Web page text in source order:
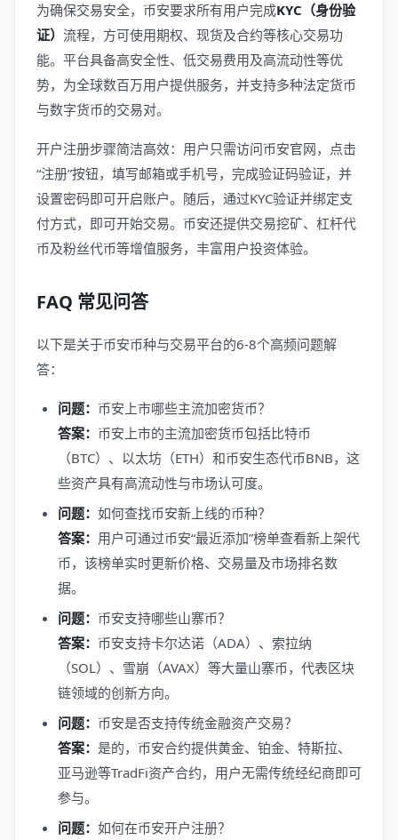
为确保交易安全，币安要求所有用户完成KYC（身份验
证） 流程，方可使用期权、现货及合约等核心交易功
能。平台具备高安全性、低交易费用及高流动性等优
势，为全球数百万用户提供服务，并支持多种法定货币
与数字货币的交易对。
开户注册步骤简洁高效：用户只需访问币安官网，点击
“注册”按钮，填写邮箱或手机号，完成验证码验证，并
设置密码即可开启账户。随后，通过KYC验证并绑定支
付方式，即可开始交易。币安还提供交易挖矿、杠杆代
币及粉丝代币等增值服务，丰富用户投资体验。
FAQ 常见问答
以下是关于币安币种与交易平台的6-8个高频问题解
答：
问题： 币安上市哪些主流加密货币？
答案： 币安上市的主流加密货币包括比特币
（BTC）、以太坊（ETH）和币安生态代币BNB，这
些资产具有高流动性与市场认可度。
问题： 如何查找币安新上线的币种？
答案： 用户可通过币安“最近添加”榜单查看新上架代
币，该榜单实时更新价格、交易量及市场排名数
据。
问题： 币安支持哪些山寨币？
答案： 币安支持卡尔达诺（ADA）、索拉纳
（SOL）、雪崩（AVAX）等大量山寨币，代表区块
链领域的创新方向。
问题： 币安是否支持传统金融资产交易？
答案： 是的，币安合约提供黄金、铂金、特斯拉、
亚马逊等TradFi资产合约，用户无需传统经纪商即可
参与。
问题： 如何在币安开户注册？